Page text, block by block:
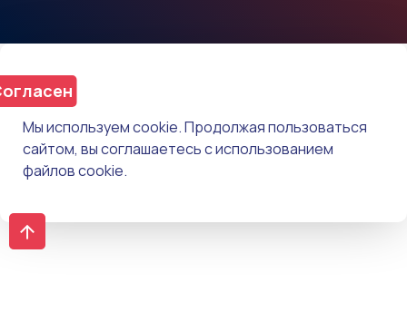
Мы используем cookie. Продолжая пользоваться
сайтом, вы соглашаетесь с использованием
файлов cookie.